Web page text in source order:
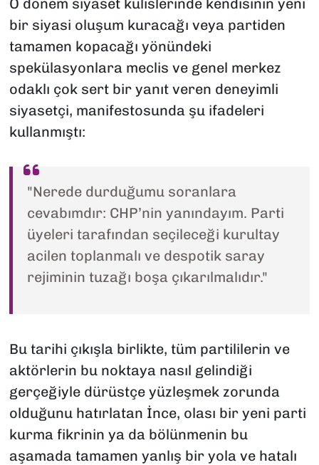
O dönem siyaset kulislerinde kendisinin yeni
bir siyasi oluşum kuracağı veya partiden
tamamen kopacağı yönündeki
spekülasyonlara meclis ve genel merkez
odaklı çok sert bir yanıt veren deneyimli
siyasetçi, manifestosunda şu ifadeleri
kullanmıştı:
"Nerede durduğumu soranlara
cevabımdır: CHP’nin yanındayım. Parti
üyeleri tarafından seçileceği kurultay
acilen toplanmalı ve despotik saray
rejiminin tuzağı boşa çıkarılmalıdır."
Bu tarihi çıkışla birlikte, tüm partililerin ve
aktörlerin bu noktaya nasıl gelindiği
gerçeğiyle dürüstçe yüzleşmek zorunda
olduğunu hatırlatan İnce, olası bir yeni parti
kurma fikrinin ya da bölünmenin bu
aşamada tamamen yanlış bir yola ve hatalı